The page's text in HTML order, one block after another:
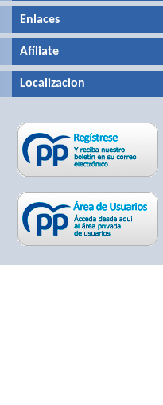
Enlaces
Afíliate
Localizacion